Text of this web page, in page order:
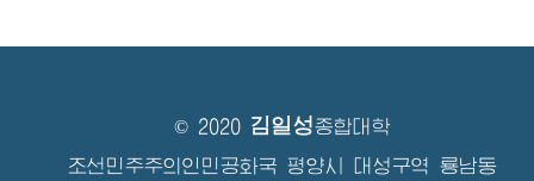
© 2020 김일성종합대학
조선민주주의인민공화국 평양시 대성구역 룡남동